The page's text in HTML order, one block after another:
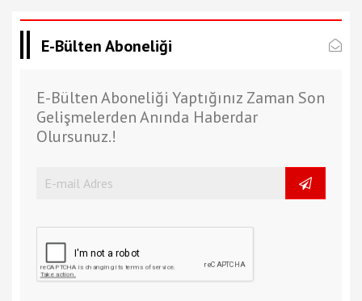
E-Bülten Aboneliği
E-Bülten Aboneliği Yaptığınız Zaman Son
Gelişmelerden Anında Haberdar
Olursunuz.!